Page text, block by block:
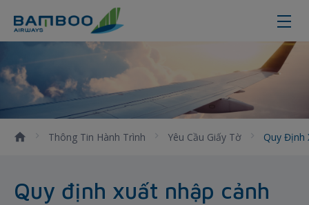
Quy định xuất nhập cảnh
Thông Tin Hành Trình Yêu Cầu Giấy Tờ Quy Định
Quy định xuất nhập cảnh